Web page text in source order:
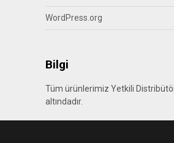
WordPress.org
Bilgi
Tüm ürünlerimiz Yetkili
altındadır.